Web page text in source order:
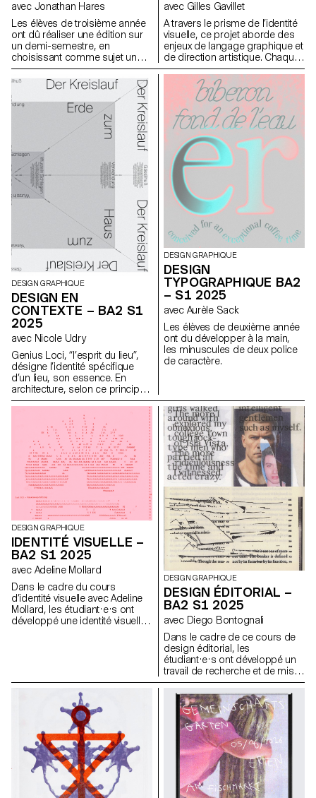
avec Jonathan Hares
Les élèves de troisième année
ont dû réaliser une édition sur
un demi-semestre, en
choisissant comme sujet un
événement paru dans le journal
à la date du premier cours.
avec Gilles Gavillet
A travers le prisme de l’identité
visuelle, ce projet aborde des
enjeux de langage graphique et
de direction artistique. Chaque
étape du projet examine un
aspect du développement
d’une identité visuelle :
recherche, concept, langage
visuel, design, communication.
DESIGN GRAPHIQUE
DESIGN EN
CONTEXTE – BA2 S1
2025
avec Nicole Udry
Genius Loci, “l’esprit du lieu”,
désigne l’identité spécifique
d’un lieu, son essence. En
architecture, selon ce principe,
les caractéristiques uniques
d’un lieu sont prolongées dans
une réalisation. Les élèves de
2ème année en Design
graphique ont travaillé sur une
communication basée sur ce
principe et sur la réalisation
architecturale qui s’y réfère afin
d’en faire la promotion, ou de
prolonger la communication du
DESIGN GRAPHIQUE
DESIGN
TYPOGRAPHIQUE BA2
– S1 2025
avec Aurèle Sack
Les élèves de deuxième année
ont du développer à la main,
les minuscules de deux police
de caractère.
DESIGN GRAPHIQUE
IDENTITÉ VISUELLE –
BA2 S1 2025
avec Adeline Mollard
Dans le cadre du cours
d’identité visuelle avec Adeline
Mollard, les étudiant·e·s ont
développé une identité visuelle
interprétation singulière de
celle-ci. L’identité est déclinée
sur une série de supports, de
la carte de visite au format F4,
comprenant affiches, flyers,
cartes de visite ainsi qu’une
affiche animée.
DESIGN GRAPHIQUE
DESIGN ÉDITORIAL –
BA2 S1 2025
avec Diego Bontognali
Dans le cadre de ce cours de
design éditorial, les
étudiant·e·s ont développé un
travail de recherche et de mise
en forme de textes autour d’un
thème commun. À partir d’une
sélection de sources, chaque
projet propose deux éditions
au contenu identique, déclinées
dans un grand et un petit
format.